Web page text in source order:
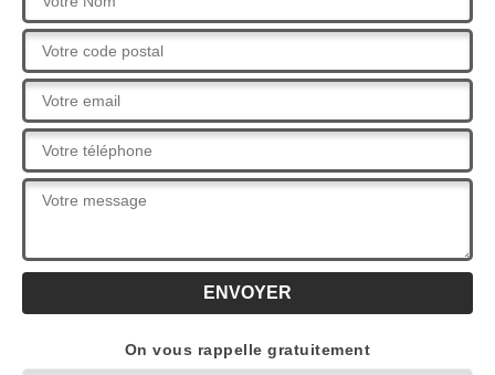
On vous rappelle gratuitement